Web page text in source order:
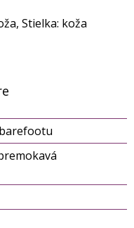
Stielka: koža